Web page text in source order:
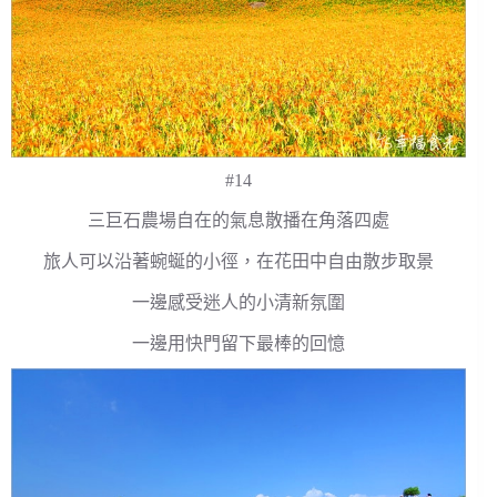
#14
三巨石農場自在的氣息散播在角落四處
旅人可以沿著蜿蜒的小徑，在花田中自由散步取景
一邊感受迷人的小清新氛圍
一邊用快門留下最棒的回憶